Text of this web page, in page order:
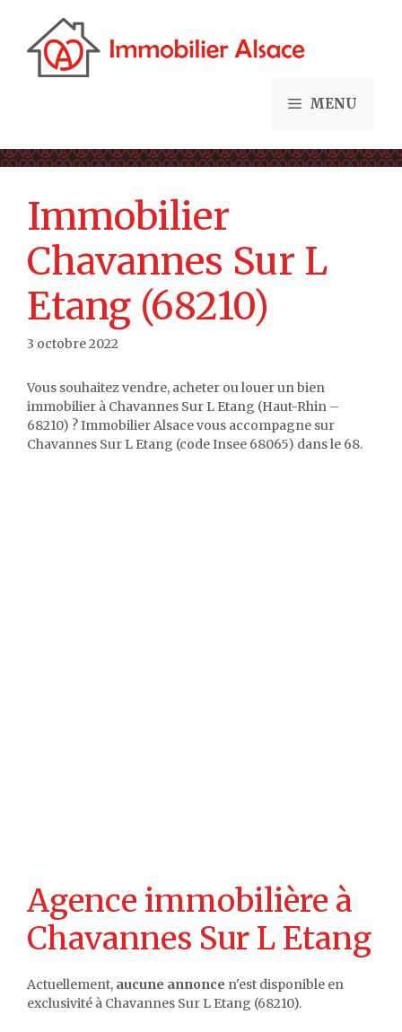
contenu
MENU
Immobilier
Chavannes Sur L
Etang (68210)
3 octobre 2022
Vous souhaitez vendre, acheter ou louer un bien
immobilier à Chavannes Sur L Etang (Haut-Rhin –
68210) ? Immobilier Alsace vous accompagne sur
Chavannes Sur L Etang (code Insee 68065) dans le 68.
Agence immobilière à
Chavannes Sur L Etang
Actuellement, aucune annonce n'est disponible en
exclusivité à Chavannes Sur L Etang (68210).